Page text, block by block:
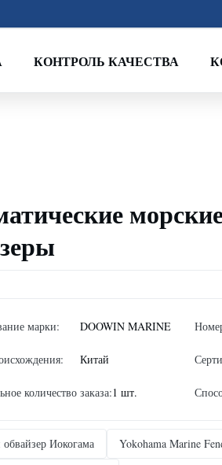
КОНТРОЛЬ КАЧЕСТВА
марки: DOOWIN MARINE
Китай
количество заказа:1 шт.
Иокогама
Yokohama Marine